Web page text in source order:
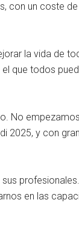
con un coste
la vida de
que todos
No
2025, y con
en las